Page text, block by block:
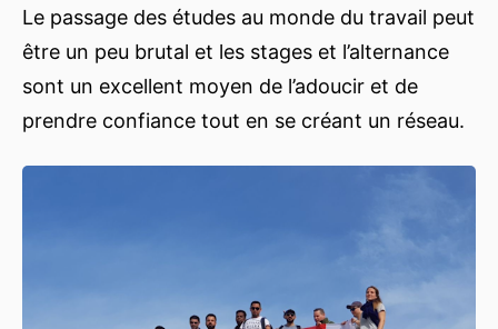
Le passage des études au monde du travail peut
être un peu brutal et les stages et l’alternance
sont un excellent moyen de l’adoucir et de
prendre confiance tout en se créant un réseau.